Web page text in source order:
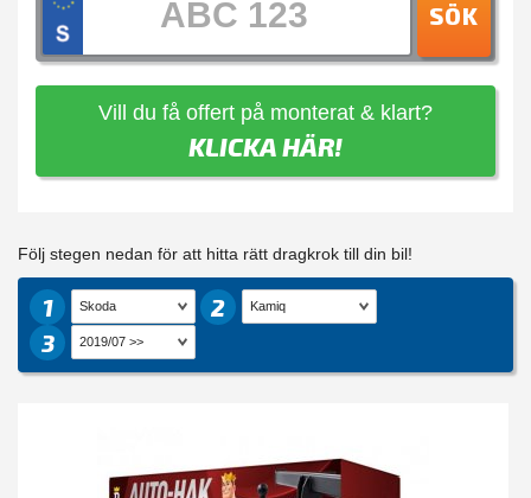
SÖK
Vill du få offert på monterat & klart?
KLICKA HÄR!
Följ stegen nedan för att hitta rätt dragkrok till din bil!
1
2
3